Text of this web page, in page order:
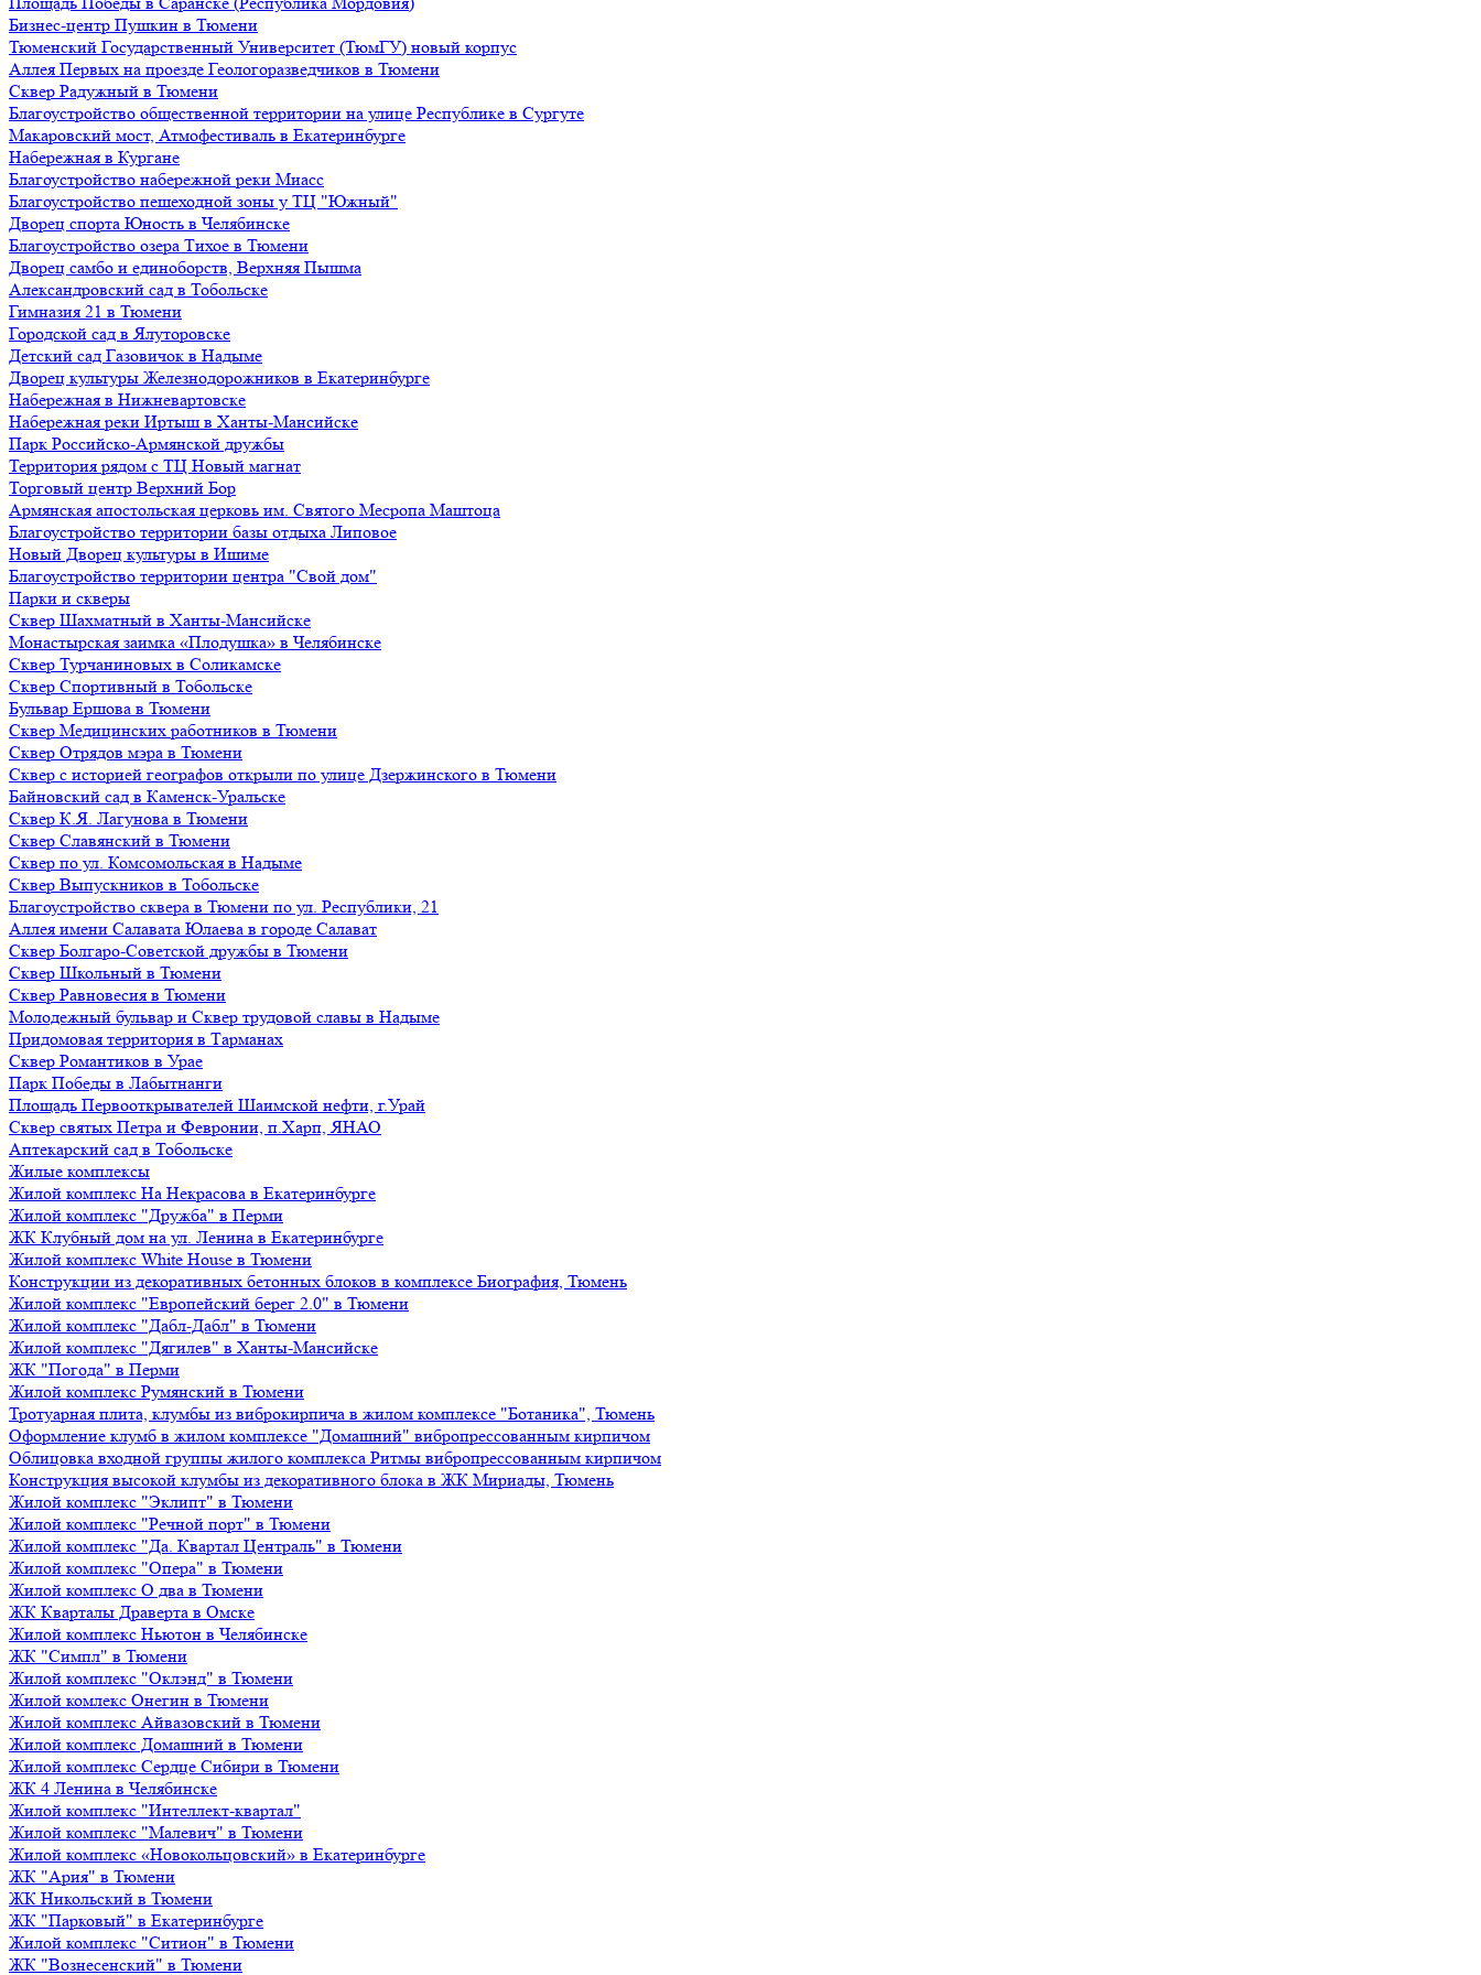
Бизнес-центр Пушкин в Тюмени
Тюменский Государственный Университет (ТюмГУ) новый корпус
Аллея Первых на проезде Геологоразведчиков в Тюмени
Сквер Радужный в Тюмени
Благоустройство общественной территории на улице Республике в Сургуте
Макаровский мост, Атмофестиваль в Екатеринбурге
Набережная в Кургане
Благоустройство набережной реки Миасс
Благоустройство пешеходной зоны у ТЦ "Южный"
Дворец спорта Юность в Челябинске
Благоустройство озера Тихое в Тюмени
Дворец самбо и единоборств, Верхняя Пышма
Александровский сад в Тобольске
Гимназия 21 в Тюмени
Городской сад в Ялуторовске
Детский сад Газовичок в Надыме
Дворец культуры Железнодорожников в Екатеринбурге
Набережная в Нижневартовске
Набережная реки Иртыш в Ханты-Мансийске
Парк Российско-Армянской дружбы
Территория рядом с ТЦ Новый магнат
Торговый центр Верхний Бор
Армянская апостольская церковь им. Святого Месропа Маштоца
Благоустройство территории базы отдыха Липовое
Нoвый Двoрeц культуры в Ишимe
Благоустройство территории центра "Свой дом"
Парки и скверы
Сквер Шахматный в Ханты-Мансийске
Монастырская заимка «Плодушка» в Челябинске
Сквер Турчаниновых в Соликамске
Сквер Спортивный в Тобольске
Бульвар Ершова в Тюмени
Сквер Медицинских работников в Тюмени
Сквер Отрядов мэра в Тюмени
Сквер с историей географов открыли по улице Дзержинского в Тюмени
Байновский сад в Каменск-Уральске
Сквер К.Я. Лагунова в Тюмени
Сквер Славянский в Тюмени
Сквер по ул. Комсомольская в Надыме
Сквер Выпускников в Тобольске
Благоустройство сквера в Тюмени по ул. Республики, 21
Аллея имени Салавата Юлаева в городе Салават
Сквер Болгаро-Советской дружбы в Тюмени
Сквер Школьный в Тюмени
Сквер Равновесия в Тюмени
Молодежный бульвар и Сквер трудовой славы в Надыме
Придомовая территория в Тарманах
Сквер Романтиков в Урае
Парк Победы в Лабытнанги
Площадь Первооткрывателей Шаимской нефти, г.Урай
Сквер святых Петра и Февронии, п.Харп, ЯНАО
Аптекарский сад в Тобольске
Жилые комплексы
Жилой комплекс На Некрасова в Екатеринбурге
Жилой комплекс "Дружба" в Перми
ЖК Клубный дом на ул. Ленина в Екатеринбурге
Жилой комплекс White House в Тюмени
Конструкции из декоративных бетонных блоков в комплексе Биография, Тюмень
Жилой комплекс "Европейский берег 2.0" в Тюмени
Жилой комплекс "Дабл-Дабл" в Тюмени
Жилой комплекс "Дягилев" в Ханты-Мансийске
ЖК "Погода" в Перми
Жилой комплекс Румянский в Тюмени
Тротуарная плита, клумбы из виброкирпича в жилом комплексе "Ботаника", Тюмень
Оформление клумб в жилом комплексе "Домашний" вибропрессованным кирпичом
Облицовка входной группы жилого комплекса Ритмы вибропрессованным кирпичом
Конструкция высокой клумбы из декоративного блока в ЖК Мириады, Тюмень
Жилой комплекс "Эклипт" в Тюмени
Жилой комплекс "Речной порт" в Тюмени
Жилой комплекс "Да. Квартал Централь" в Тюмени
Жилой комплекс "Опера" в Тюмени
Жилой комплекс О два в Тюмени
ЖК Кварталы Драверта в Омске
Жилой комплекс Ньютон в Челябинске
ЖК "Симпл" в Тюмени
Жилой комплекс "Оклэнд" в Тюмени
Жилой комлекс Онегин в Тюмени
Жилой комплекс Айвазовский в Тюмени
Жилой комплекс Домашний в Тюмени
Жилой комплекс Сердце Сибири в Тюмени
ЖК 4 Ленина в Челябинске
Жилой комплекс "Интеллект-квартал"
Жилой комплекс "Малевич" в Тюмени
Жилой комплекс «Новокольцовский» в Екатеринбурге
ЖК "Ария" в Тюмени
ЖК Никольский в Тюмени
ЖК "Парковый" в Екатеринбурге
Жилой комплекс "Ситион" в Тюмени
ЖК "Вознесенский" в Тюмени